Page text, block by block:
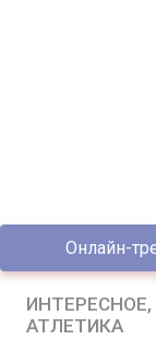
Онлайн-
ИНТЕРЕСНОЕ
АТЛЕТИКА